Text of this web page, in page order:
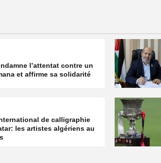
l’attentat contre un
et affirme sa solidarité
de calligraphie
les artistes algériens au